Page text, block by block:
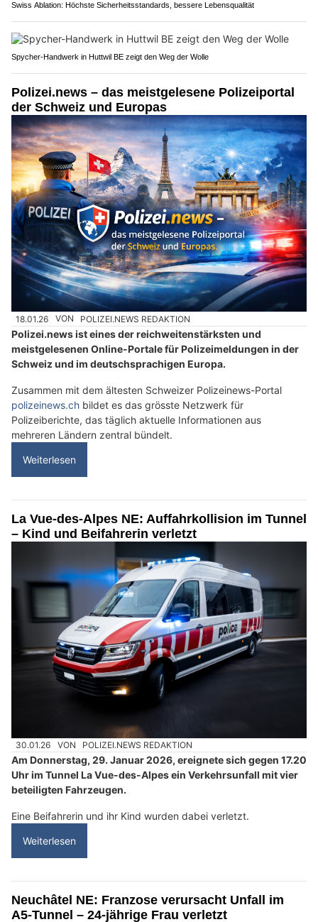
Swiss Ablation: Höchste Sicherheitsstandards, bessere Lebensqualität
Spycher-Handwerk in Huttwil BE zeigt den Weg der Wolle
Polizei.news – das meistgelesene Polizeiportal
der Schweiz und Europas
18.01.26 VON POLIZEI.NEWS REDAKTION
Polizei.news ist eines der reichweitenstärksten und
meistgelesenen Online-Portale für Polizeimeldungen in der
Schweiz und im deutschsprachigen Europa.
Zusammen mit dem ältesten Schweizer Polizeinews-Portal
polizeinews.ch bildet es das grösste Netzwerk für
Polizeiberichte, das täglich aktuelle Informationen aus
mehreren Ländern zentral bündelt.
Weiterlesen
La Vue-des-Alpes NE: Auffahrkollision im Tunnel
– Kind und Beifahrerin verletzt
30.01.26 VON POLIZEI.NEWS REDAKTION
Am Donnerstag, 29. Januar 2026, ereignete sich gegen 17.20
Uhr im Tunnel La Vue-des-Alpes ein Verkehrsunfall mit vier
beteiligten Fahrzeugen.
Eine Beifahrerin und ihr Kind wurden dabei verletzt.
Weiterlesen
Neuchâtel NE: Franzose verursacht Unfall im
A5-Tunnel – 24-jährige Frau verletzt